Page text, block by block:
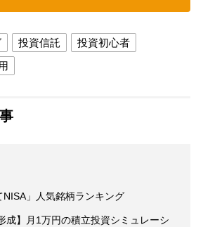
投資信託
投資初心者
NISA」人気銘柄ランキング
成】月1万円の積立投資シミュレーシ